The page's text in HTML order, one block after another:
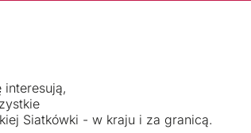
Siatkówki - w kraju i za granicą.